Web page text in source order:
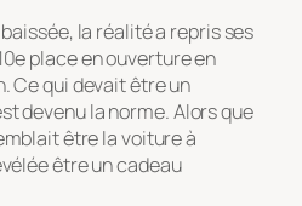
la réalité a repris ses
place en ouverture en
Ce qui devait être un
devenu la norme. Alors que
être la voiture à
être un cadeau